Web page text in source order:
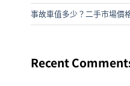
事故車值多少？二手市場價
Recent